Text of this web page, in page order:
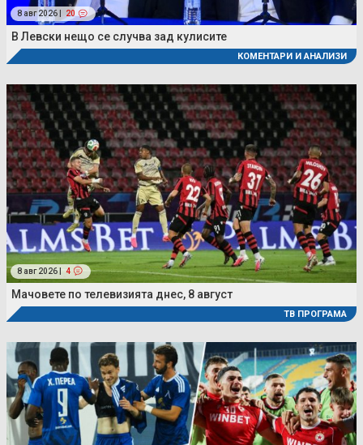
8 авг 2026 | 20
В Левски нещо се случва зад кулисите
КОМЕНТАРИ И АНАЛИЗИ
8 авг 2026 | 4
Мачовете по телевизията днес, 8 август
ТВ ПРОГРАМА